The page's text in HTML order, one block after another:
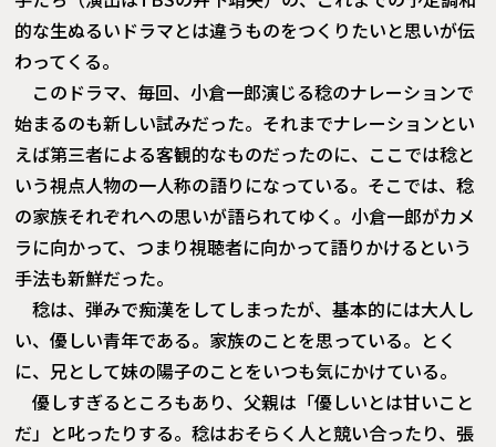
的な生ぬるいドラマとは違うものをつくりたいと思いが伝
わってくる。
このドラマ、毎回、小倉一郎演じる稔のナレーションで
始まるのも新しい試みだった。それまでナレーションとい
えば第三者による客観的なものだったのに、ここでは稔と
いう視点人物の一人称の語りになっている。そこでは、稔
の家族それぞれへの思いが語られてゆく。小倉一郎がカメ
ラに向かって、つまり視聴者に向かって語りかけるという
手法も新鮮だった。
稔は、弾みで痴漢をしてしまったが、基本的には大人し
い、優しい青年である。家族のことを思っている。とく
に、兄として妹の陽子のことをいつも気にかけている。
優しすぎるところもあり、父親は「優しいとは甘いこと
だ」と叱ったりする。稔はおそらく人と競い合ったり、張